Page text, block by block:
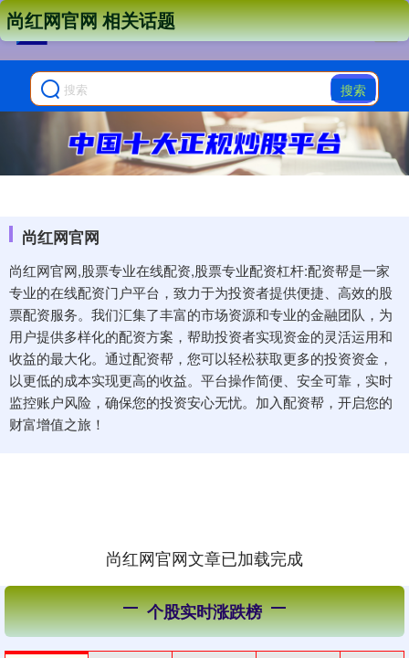
搜索
尚红网官网
尚红网官网,股票专业在线配资,股票专业配资杠杆:配资帮是一家
专业的在线配资门户平台，致力于为投资者提供便捷、高效的股
票配资服务。我们汇集了丰富的市场资源和专业的金融团队，为
用户提供多样化的配资方案，帮助投资者实现资金的灵活运用和
收益的最大化。通过配资帮，您可以轻松获取更多的投资资金，
以更低的成本实现更高的收益。平台操作简便、安全可靠，实时
监控账户风险，确保您的投资安心无忧。加入配资帮，开启您的
财富增值之旅！
尚红网官网 相关话题
尚红网官网文章已加载完成
个股实时涨跌榜